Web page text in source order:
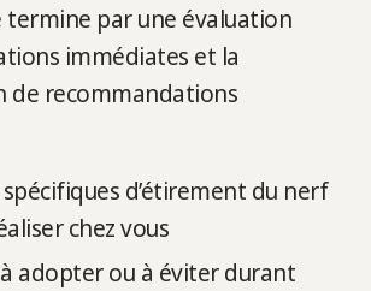
termine par une évaluation
immédiates et la
de recommandations
spécifiques d’étirement du nerf
chez vous
adopter ou à éviter durant